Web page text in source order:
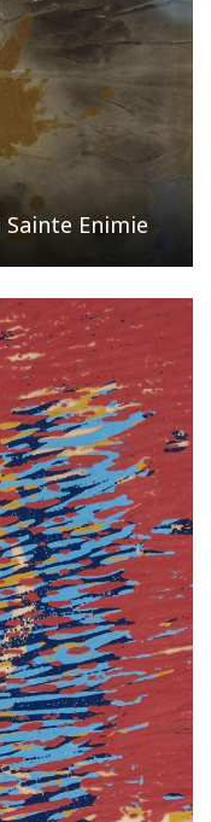
Enimie